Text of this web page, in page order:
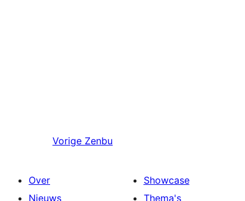
Vorige Zenbu
Over
Nieuws
Showcase
Thema's